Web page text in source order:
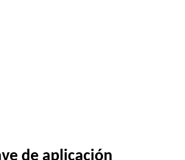
de aplicación